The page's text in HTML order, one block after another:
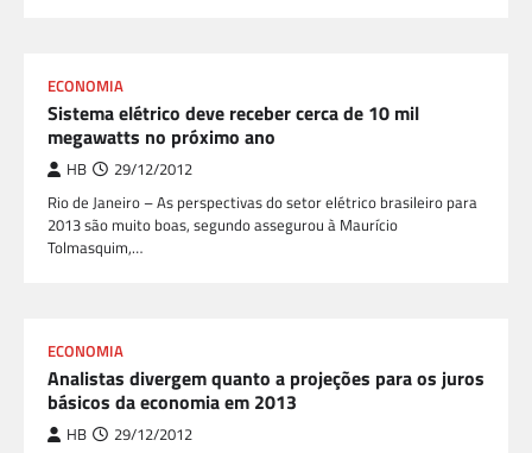
ECONOMIA
Sistema elétrico deve receber cerca de 10 mil
megawatts no próximo ano
HB 29/12/2012
Rio de Janeiro – As perspectivas do setor elétrico brasileiro para
2013 são muito boas, segundo assegurou à Maurício
Tolmasquim,…
ECONOMIA
Analistas divergem quanto a projeções para os juros
básicos da economia em 2013
HB 29/12/2012